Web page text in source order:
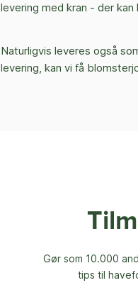
levering med kran - der
Naturligvis leveres også
levering, kan vi få
Gør som 10.000
tips til